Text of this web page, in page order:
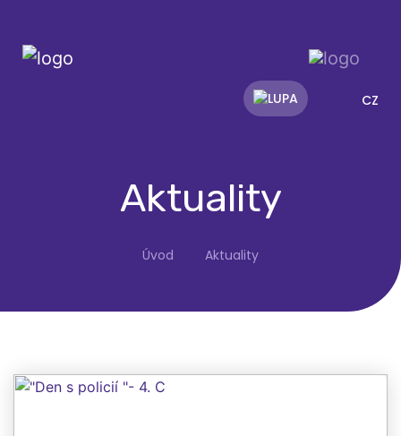
CZ
Aktuality
Úvod Aktuality